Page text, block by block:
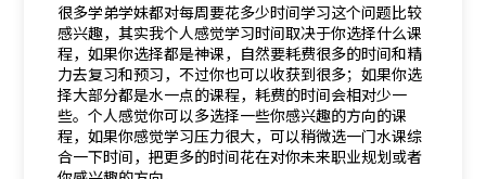
很多学弟学妹都对每周要花多少时间学习这个问题比较
感兴趣，其实我个人感觉学习时间取决于你选择什么课
程，如果你选择都是神课，自然要耗费很多的时间和精
力去复习和预习，不过你也可以收获到很多；如果你选
择大部分都是水一点的课程，耗费的时间会相对少一
些。个人感觉你可以多选择一些你感兴趣的方向的课
程，如果你感觉学习压力很大，可以稍微选一门水课综
合一下时间，把更多的时间花在对你未来职业规划或者